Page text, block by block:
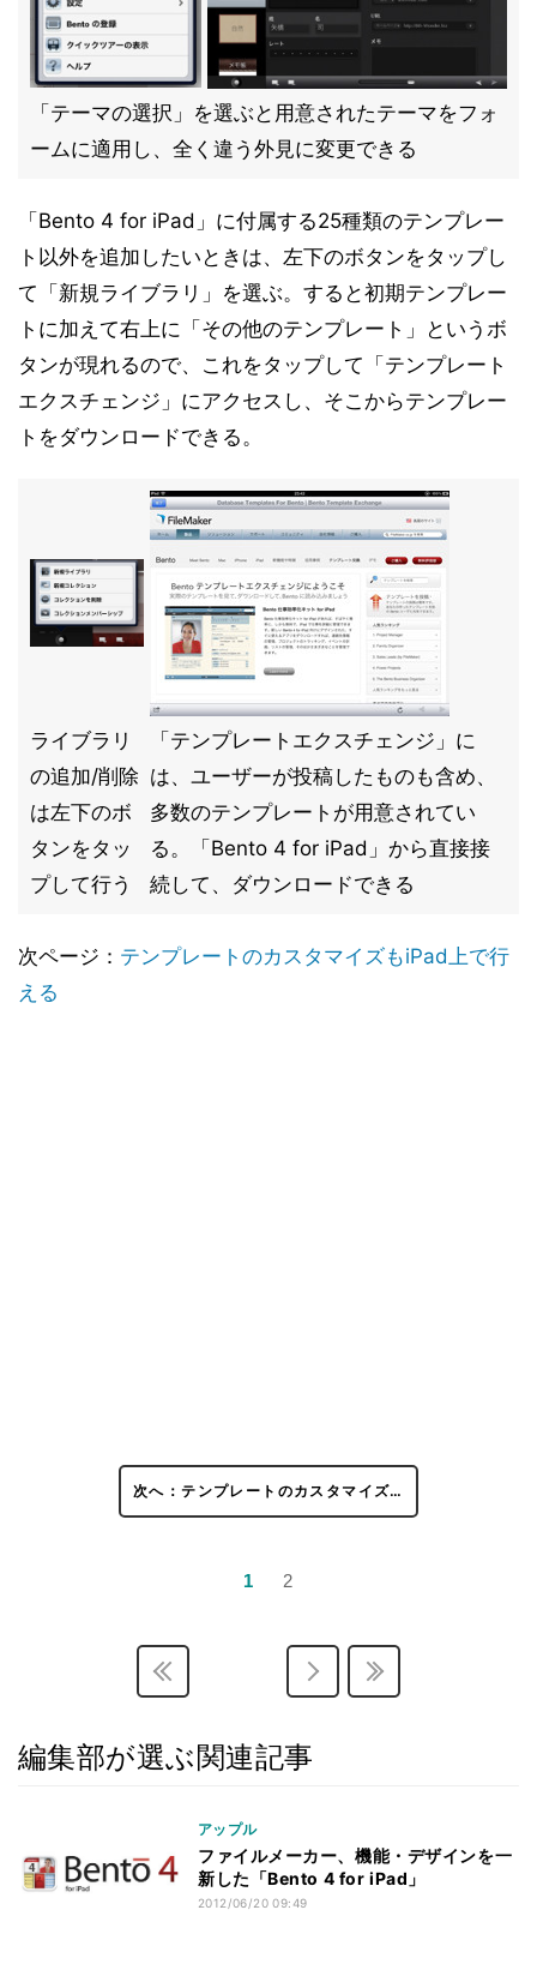
「テーマの選択」を選ぶと用意されたテーマをフォ
ームに適用し、全く違う外見に変更できる
「Bento 4 for iPad」に付属する25種類のテンプレー
ト以外を追加したいときは、左下のボタンをタップし
て「新規ライブラリ」を選ぶ。すると初期テンプレー
トに加えて右上に「その他のテンプレート」というボ
タンが現れるので、これをタップして「テンプレート
エクスチェンジ」にアクセスし、そこからテンプレー
トをダウンロードできる。
ライブラリ
の追加/削除
は左下のボ
タンをタッ
プして行う
「テンプレートエクスチェンジ」に
は、ユーザーが投稿したものも含め、
多数のテンプレートが用意されてい
る。「Bento 4 for iPad」から直接接
続して、ダウンロードできる
次ページ： テンプレートのカスタマイズもiPad上で行
える
次へ：テンプレートのカスタマイズ…
1 2
編集部が選ぶ関連記事
アップル
ファイルメーカー、機能・デザインを一
新した「Bento 4 for iPad」
2012/06/20 09:49